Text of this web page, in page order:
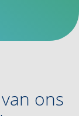
ons